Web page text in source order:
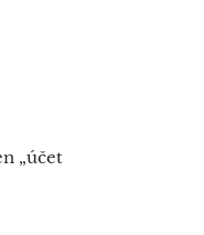
„účet